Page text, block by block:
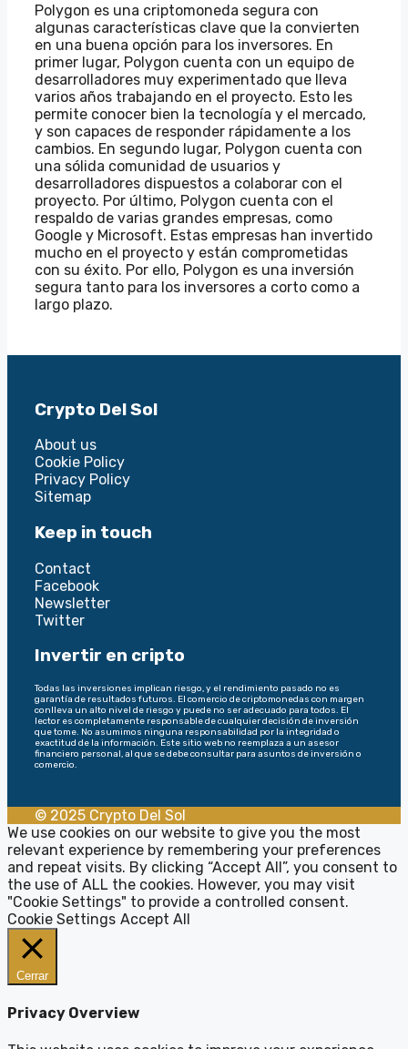
Polygon es una criptomoneda segura con
algunas características clave que la convierten
en una buena opción para los inversores. En
primer lugar, Polygon cuenta con un equipo de
desarrolladores muy experimentado que lleva
varios años trabajando en el proyecto. Esto les
permite conocer bien la tecnología y el mercado,
y son capaces de responder rápidamente a los
cambios. En segundo lugar, Polygon cuenta con
una sólida comunidad de usuarios y
desarrolladores dispuestos a colaborar con el
proyecto. Por último, Polygon cuenta con el
respaldo de varias grandes empresas, como
Google y Microsoft. Estas empresas han invertido
mucho en el proyecto y están comprometidas
con su éxito. Por ello, Polygon es una inversión
segura tanto para los inversores a corto como a
largo plazo.
Crypto Del Sol
About us
Cookie Policy
Privacy Policy
Sitemap
Keep in touch
Contact
Facebook
Newsletter
Twitter
Invertir en cripto
Todas las inversiones implican riesgo, y el rendimiento pasado no es
garantía de resultados futuros. El comercio de criptomonedas con margen
conlleva un alto nivel de riesgo y puede no ser adecuado para todos. El
lector es completamente responsable de cualquier decisión de inversión
que tome. No asumimos ninguna responsabilidad por la integridad o
exactitud de la información. Este sitio web no reemplaza a un asesor
financiero personal, al que se debe consultar para asuntos de inversión o
comercio.
© 2025 Crypto Del Sol
We use cookies on our website to give you the most
relevant experience by remembering your preferences
and repeat visits. By clicking “Accept All”, you consent to
the use of ALL the cookies. However, you may visit
"Cookie Settings" to provide a controlled consent.
Cookie Settings Accept All
Cerrar
Privacy Overview